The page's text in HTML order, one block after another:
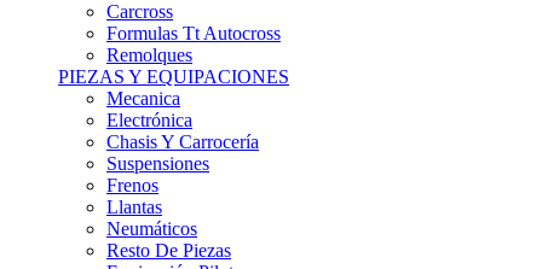
Remolques
PIEZAS Y EQUIPACIONES
Mecanica
Electrónica
Chasis Y Carrocería
Suspensiones
Frenos
Llantas
Neumáticos
Resto De Piezas
Equipación Piloto
ANUNCIOS DE COMPRA